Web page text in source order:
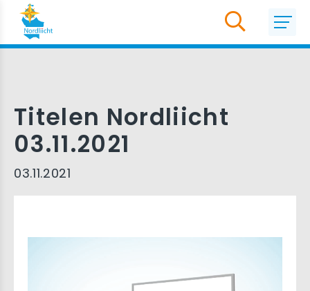
Titelen Nordliicht
03.11.2021
03.11.2021